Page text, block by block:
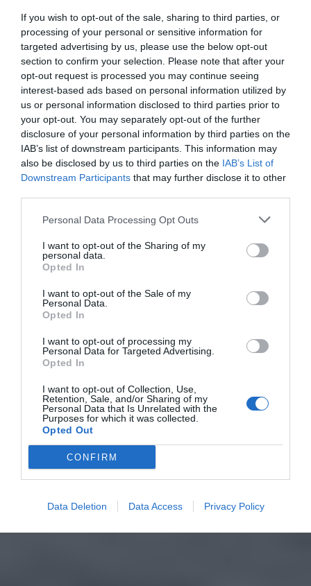
If you wish to opt-out of the sale, sharing to third parties, or
processing of your personal or sensitive information for
targeted advertising by us, please use the below opt-out
section to confirm your selection. Please note that after your
opt-out request is processed you may continue seeing
interest-based ads based on personal information utilized by
us or personal information disclosed to third parties prior to
your opt-out. You may separately opt-out of the further
disclosure of your personal information by third parties on the
IAB’s list of downstream participants. This information may
also be disclosed by us to third parties on the IAB’s List of
Downstream Participants that may further disclose it to other
Personal Data Processing Opt Outs
I want to opt-out of the Sharing of my
personal data.
Opted In
I want to opt-out of the Sale of my
Personal Data.
Opted In
I want to opt-out of processing my
Personal Data for Targeted Advertising.
Opted In
I want to opt-out of Collection, Use,
Retention, Sale, and/or Sharing of my
Personal Data that Is Unrelated with the
Purposes for which it was collected.
Opted Out
CONFIRM
Data Deletion Data Access Privacy Policy